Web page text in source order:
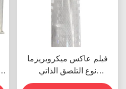
فيلم عاكس ميكروبريزما
نوع التلصق الذاتي
الألومنيزيم Egp